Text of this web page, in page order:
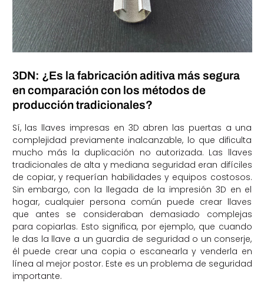
3DN: ¿Es la fabricación aditiva más segura
en comparación con los métodos de
producción tradicionales?
Sí, las llaves impresas en 3D abren las puertas a una
complejidad previamente inalcanzable, lo que dificulta
mucho más la duplicación no autorizada. Las llaves
tradicionales de alta y mediana seguridad eran difíciles
de copiar, y requerían habilidades y equipos costosos.
Sin embargo, con la llegada de la impresión 3D en el
hogar, cualquier persona común puede crear llaves
que antes se consideraban demasiado complejas
para copiarlas. Esto significa, por ejemplo, que cuando
le das la llave a un guardia de seguridad o un conserje,
él puede crear una copia o escanearla y venderla en
línea al mejor postor. Este es un problema de seguridad
importante.